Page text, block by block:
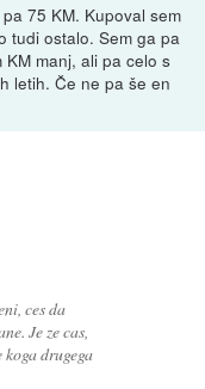
75 KM. Kupoval sem
tudi ostalo. Sem ga pa
manj, ali pa celo s
letih. Če ne pa še en
ces da
Je ze cas,
drugega